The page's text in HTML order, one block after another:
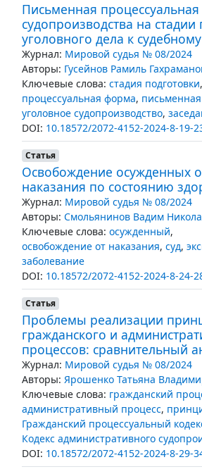
Письменная
судопроизводства на стадии
уголовного дела к
Журнал: Мировой судья № 08/2024
Авторы: Гусейнов Рамиль
Ключевые слова: стадия подготовки,
процессуальная форма,
уголовное судопроизводство,
DOI: 10.18572/2072-4152-2024-8-19-
Статья
Освобождение осужденных
наказания по состоянию
Журнал: Мировой судья № 08/2024
Авторы: Смольянинов Вадим
Ключевые слова: осужденный,
освобождение от наказания, суд,
заболевание
DOI: 10.18572/2072-4152-2024-8-24-
Статья
Проблемы реализации
гражданского и
процессов: сравнительный
Журнал: Мировой судья № 08/2024
Авторы: Ярошенко Татьяна
Ключевые слова: гражданский
административный процесс,
Гражданский процессуальный
Кодекс административного
DOI: 10.18572/2072-4152-2024-8-29-